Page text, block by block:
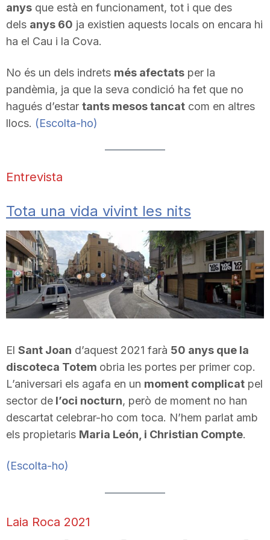
n
anys que està en funcionament, tot i que des
dels anys 60 ja existien aquests locals on encara hi
ha el Cau i la Cova.
No és un dels indrets més afectats per la
pandèmia, ja que la seva condició ha fet que no
hagués d’estar tants mesos tancat com en altres
llocs. (Escolta-ho)
Entrevista
Tota una vida vivint les nits
El Sant Joan d’aquest 2021 farà 50 anys que la
discoteca Totem obria les portes per primer cop.
L’aniversari els agafa en un moment complicat pel
sector de l’oci nocturn, però de moment no han
descartat celebrar-ho com toca. N’hem parlat amb
els propietaris Maria León, i Christian Compte.
(Escolta-ho)
Laia Roca 2021